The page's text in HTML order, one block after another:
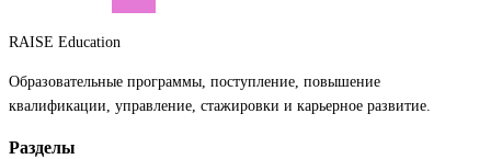
описании,
RAISE Education
Образовательные программы, поступление, повышение
квалификации, управление, стажировки и карьерное развитие.
Разделы